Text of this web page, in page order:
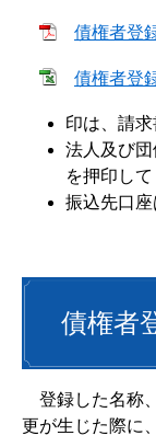
債権者登
債権者登
印は、請
法人及び
を押印して
振込先口座
債権者
登録した名称
更が生じた際に